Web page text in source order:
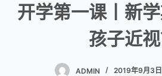
开学第一课丨新
孩子近视
ADMIN 2019年9月3日